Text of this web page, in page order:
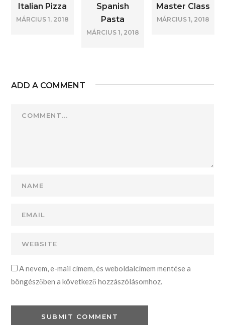
Italian Pizza
MÁRCIUS 1, 2018
Spanish
Pasta
MÁRCIUS 1, 2018
Master Class
MÁRCIUS 1, 2018
ADD A COMMENT
A nevem, e-mail címem, és weboldalcímem mentése a
böngészőben a következő hozzászólásomhoz.